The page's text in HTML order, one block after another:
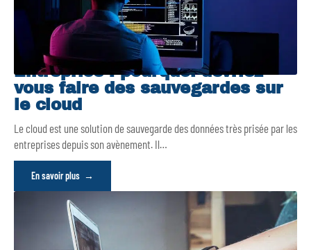
Entreprise : pourquoi devriez-
vous faire des sauvegardes sur
le cloud
Le cloud est une solution de sauvegarde des données très prisée par les
entreprises depuis son avènement. Il…
En savoir plus